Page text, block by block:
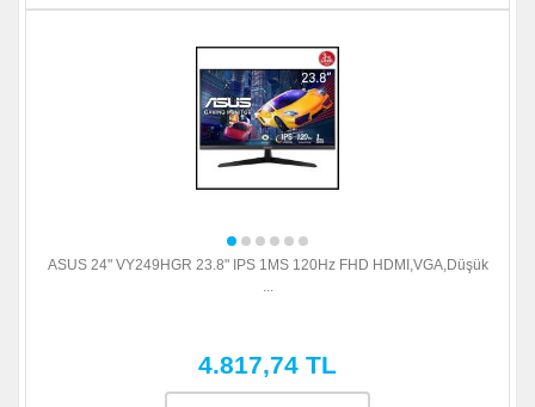
ASUS 24" VY249HGR 23.8" IPS 1MS 120Hz FHD HDMI,VGA,Düşük
...
4.817,74 TL